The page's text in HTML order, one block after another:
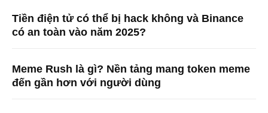
Tiền điện tử có thể bị hack không và Binance
có an toàn vào năm 2025?
Meme Rush là gì? Nền tảng mang token meme
đến gần hơn với người dùng